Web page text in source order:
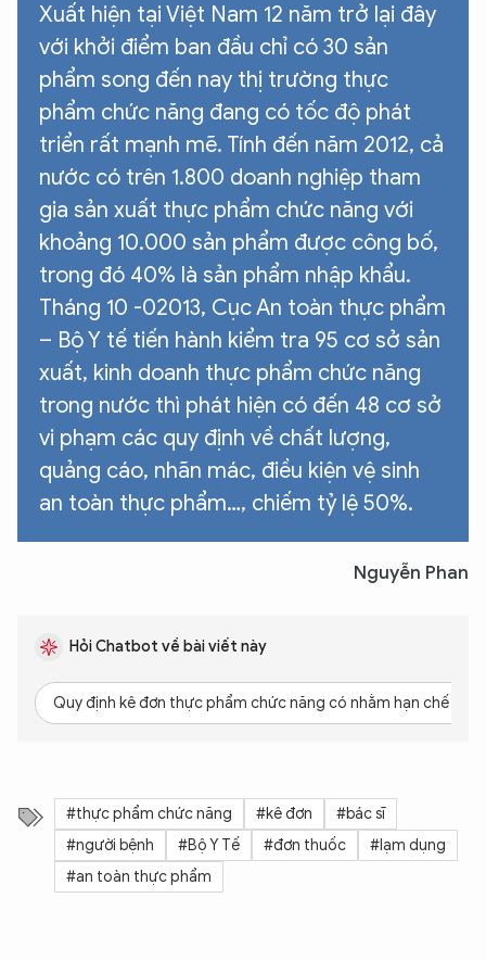
Xuất hiện tại Việt Nam 12 năm trở lại đây
với khởi điểm ban đầu chỉ có 30 sản
phẩm song đến nay thị trường thực
phẩm chức năng đang có tốc độ phát
triển rất mạnh mẽ. Tính đến năm 2012, cả
nước có trên 1.800 doanh nghiệp tham
gia sản xuất thực phẩm chức năng với
khoảng 10.000 sản phẩm được công bố,
trong đó 40% là sản phẩm nhập khẩu.
Tháng 10 -02013, Cục An toàn thực phẩm
– Bộ Y tế tiến hành kiểm tra 95 cơ sở sản
xuất, kinh doanh thực phẩm chức năng
trong nước thì phát hiện có đến 48 cơ sở
vi phạm các quy định về chất lượng,
quảng cáo, nhãn mác, điều kiện vệ sinh
an toàn thực phẩm…, chiếm tỷ lệ 50%.
Nguyễn Phan
Hỏi Chatbot về bài viết này
Quy định kê đơn thực phẩm chức năng có nhằm hạn chế lạm
#thực phẩm chức năng #kê đơn
#bác sĩ
#người bệnh
#Bộ Y Tế #đơn thuốc
#lạm dụng
#an toàn thực phẩm